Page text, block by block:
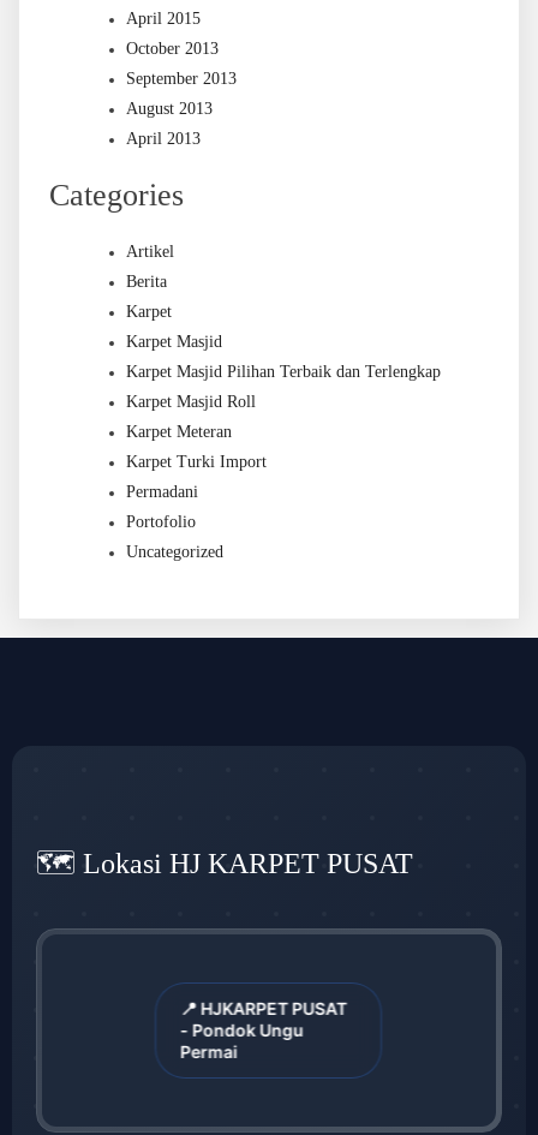
April 2015
October 2013
September 2013
August 2013
April 2013
Categories
Artikel
Berita
Karpet
Karpet Masjid
Karpet Masjid Pilihan Terbaik dan Terlengkap
Karpet Masjid Roll
Karpet Meteran
Karpet Turki Import
Permadani
Portofolio
Uncategorized
🗺️ Lokasi HJ KARPET PUSAT
📍 HJKARPET PUSAT
- Pondok Ungu
Permai